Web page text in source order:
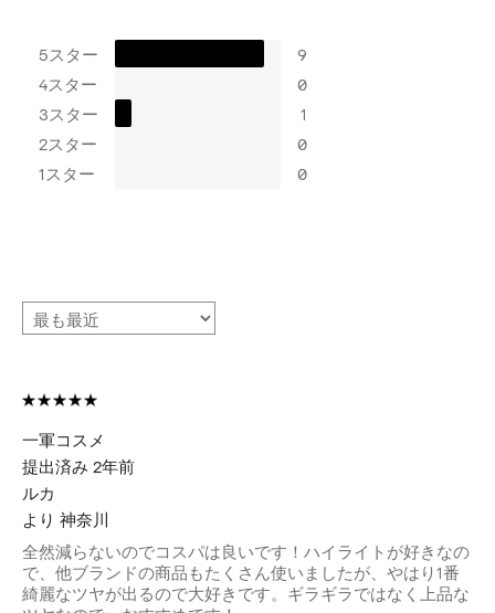
5スター
9
4スター
0
3スター
1
2スター
0
1スター
0
一軍コスメ
提出済み 2年前
ルカ
より 神奈川
全然減らないのでコスパは良いです！ハイライトが好きなの
で、他ブランドの商品もたくさん使いましたが、やはり1番
綺麗なツヤが出るので大好きです。ギラギラではなく上品な